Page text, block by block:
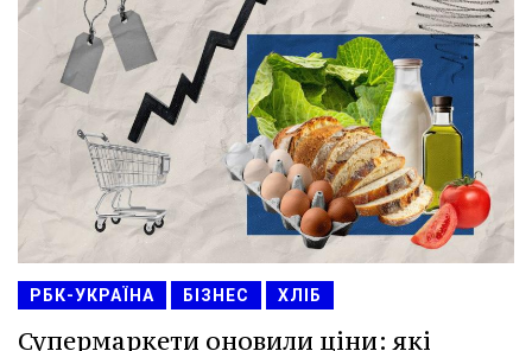
РБК-УКРАЇНА БІЗНЕС ХЛІБ
Супермаркети оновили ціни: які